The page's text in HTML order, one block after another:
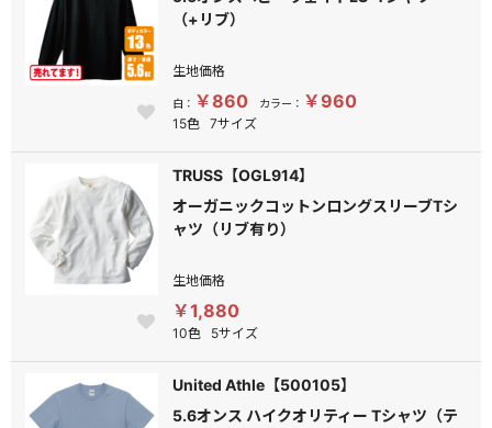
（+リブ）
生地価格
白： ￥860 カラー： ￥960
15色 7サイズ
TRUSS【OGL914】
オーガニックコットンロングスリーブTシ
ャツ（リブ有り）
生地価格
￥1,880
10色 5サイズ
United Athle【500105】
5.6オンス ハイクオリティー Tシャツ（テ